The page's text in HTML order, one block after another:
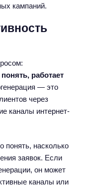
кампаний.
работает
— это
через
каналы интернет-
понять, насколько
заявок. Если
он может
каналы или